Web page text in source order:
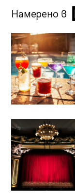
Намерено в